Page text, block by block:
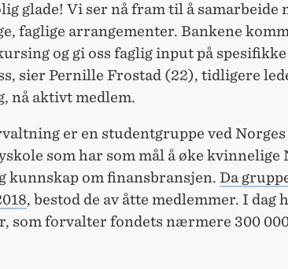
glade! Vi ser nå fram til å samarbeide
faglige arrangementer. Bankene
og gi oss faglig input på
sier Pernille Frostad (22), tidligere
nå aktivt medlem.
er en studentgruppe ved Norges
som har som mål å øke
kunnskap om finansbransjen. Da
, bestod de av åtte medlemmer. I dag
som forvalter fondets nærmere 300